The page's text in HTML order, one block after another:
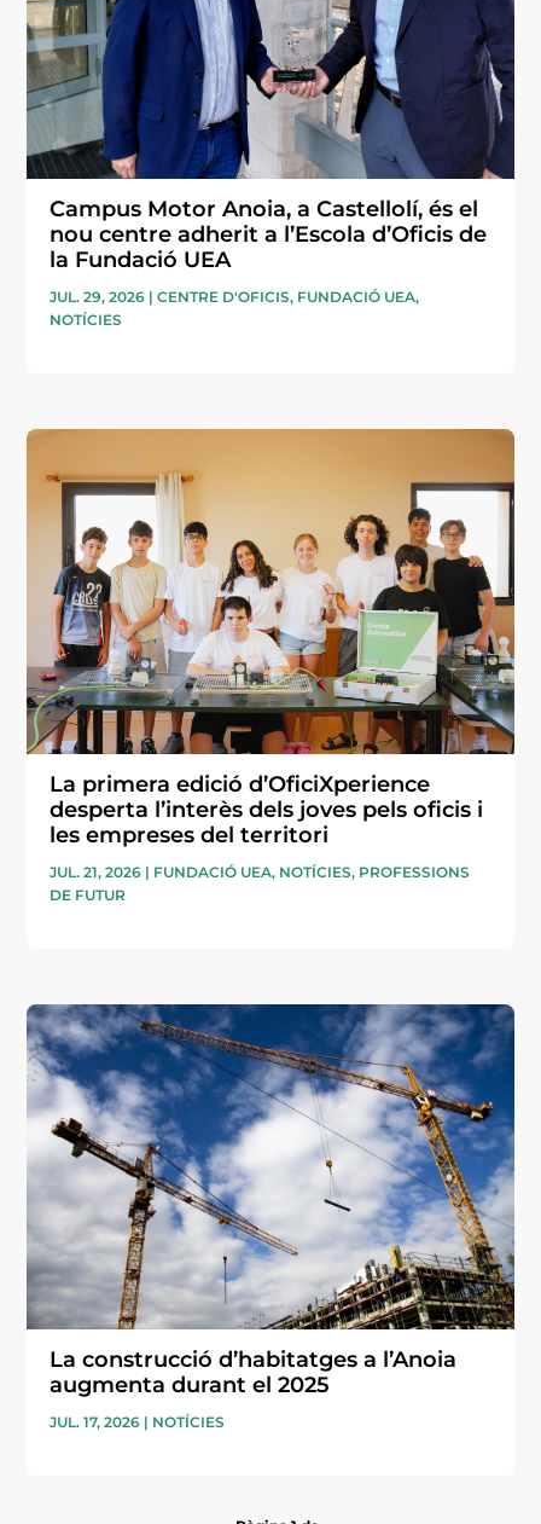
Campus Motor Anoia, a Castellolí, és el
nou centre adherit a l’Escola d’Oficis de
la Fundació UEA
JUL. 29, 2026 |CENTRE D'OFICIS, FUNDACIÓ UEA,
NOTÍCIES
La primera edició d’OficiXperience
desperta l’interès dels joves pels oficis i
les empreses del territori
JUL. 21, 2026 | FUNDACIÓ UEA, NOTÍCIES, PROFESSIONS
DE FUTUR
La construcció d’habitatges a l’Anoia
augmenta durant el 2025
JUL. 17, 2026 | NOTÍCIES